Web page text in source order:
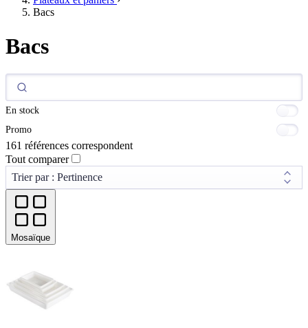
Bacs
Bacs
En stock
Promo
161 références correspondent
Tout comparer
Mosaïque